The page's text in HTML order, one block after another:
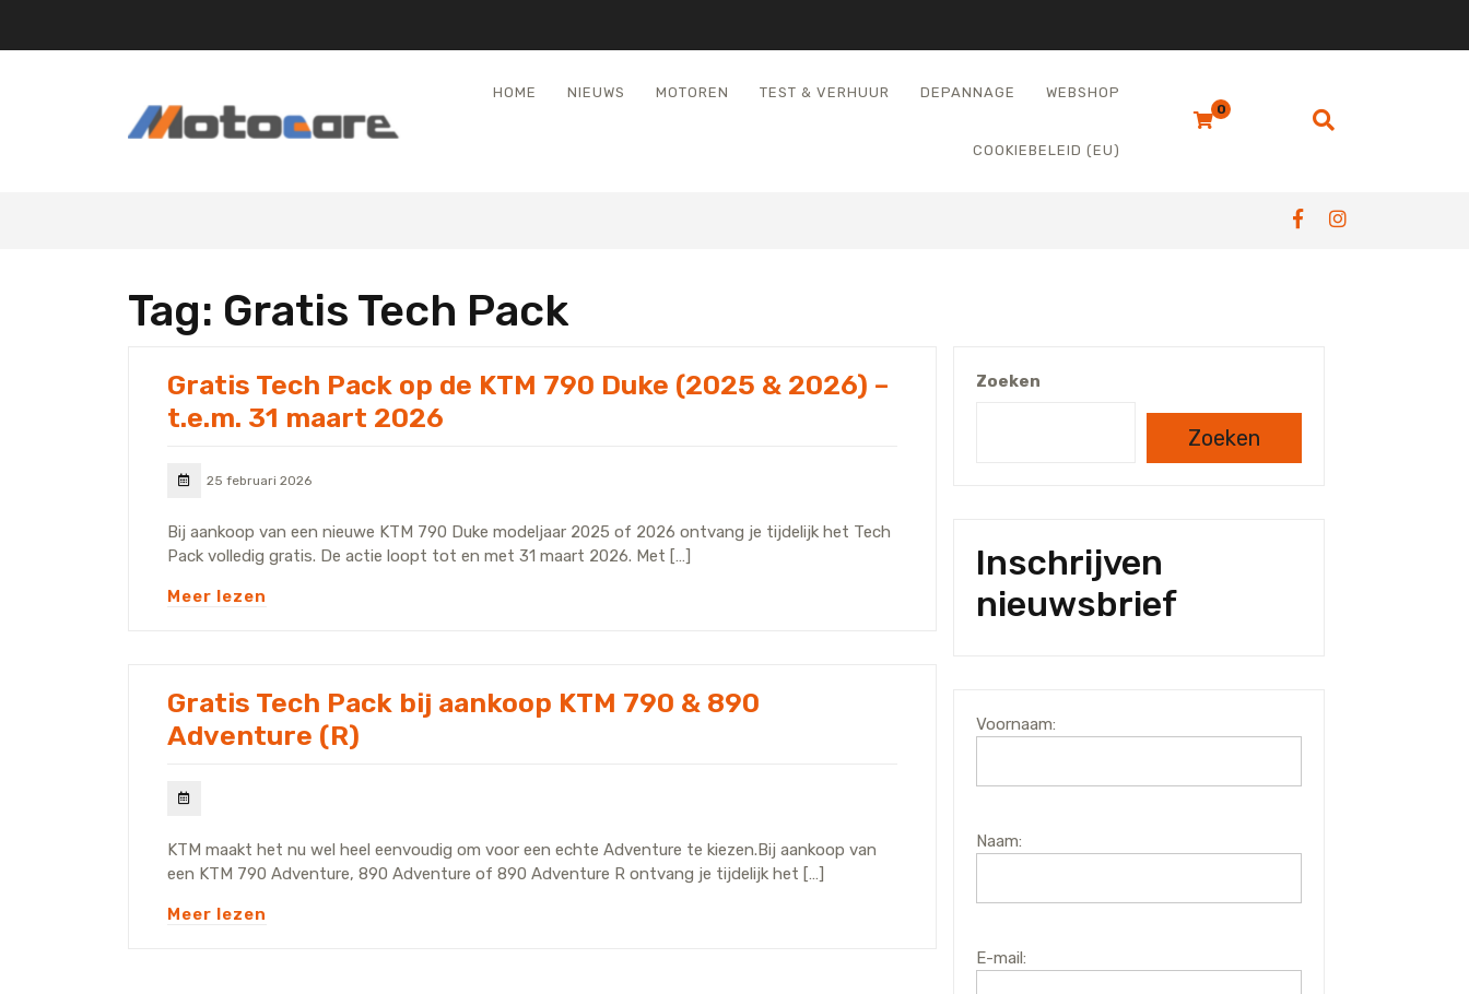
HOME NIEUWS MOTOREN TEST & VERHUUR DEPANNAGE WEBSHOP
COOKIEBELEID (EU)
0
Tag: Gratis Tech Pack
Gratis Tech Pack op de KTM 790 Duke (2025 & 2026) –
t.e.m. 31 maart 2026
25 februari 2026
Bij aankoop van een nieuwe KTM 790 Duke modeljaar 2025 of 2026 ontvang je tijdelijk het Tech
Pack volledig gratis. De actie loopt tot en met 31 maart 2026. Met […]
Meer lezen
Gratis Tech Pack bij aankoop KTM 790 & 890
Adventure (R)
KTM maakt het nu wel heel eenvoudig om voor een echte Adventure te kiezen.Bij aankoop van
een KTM 790 Adventure, 890 Adventure of 890 Adventure R ontvang je tijdelijk het […]
Meer lezen
Zoeken
Zoeken
Inschrijven
nieuwsbrief
Voornaam:
Naam:
E-mail: